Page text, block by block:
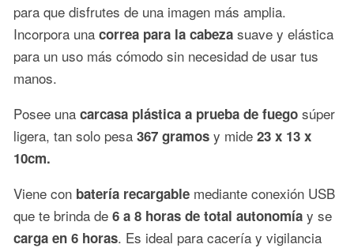
para que disfrutes de una imagen más amplia.
Incorpora una correa para la cabeza suave y elástica
para un uso más cómodo sin necesidad de usar tus
manos.
Posee una carcasa plástica a prueba de fuego súper
ligera, tan solo pesa 367 gramos y mide 23 x 13 x
10cm.
Viene con batería recargable mediante conexión USB
que te brinda de 6 a 8 horas de total autonomía y se
carga en 6 horas. Es ideal para cacería y vigilancia